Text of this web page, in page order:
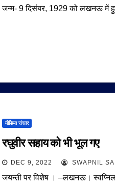
जन्म- 9 दिसंबर, 1929 को लखनऊ में
मीडिया संसार
रघुवीर सहाय को भी भूल गए
DEC 9, 2022 SWAPNIL
जयन्ती पर विशेष । –लखनऊ।